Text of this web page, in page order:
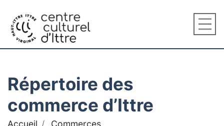
Répertoire des
commerce d’Ittre
Accueil Commerces